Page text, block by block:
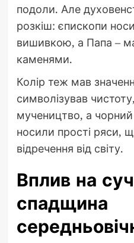
подоли. Але
розкіш: єпископи
вишивкою, а Папа –
каменями.
Колір теж мав
символізував
мучеництво, а
носили прості ряси,
відречення від світу.
Вплив на
спадщина